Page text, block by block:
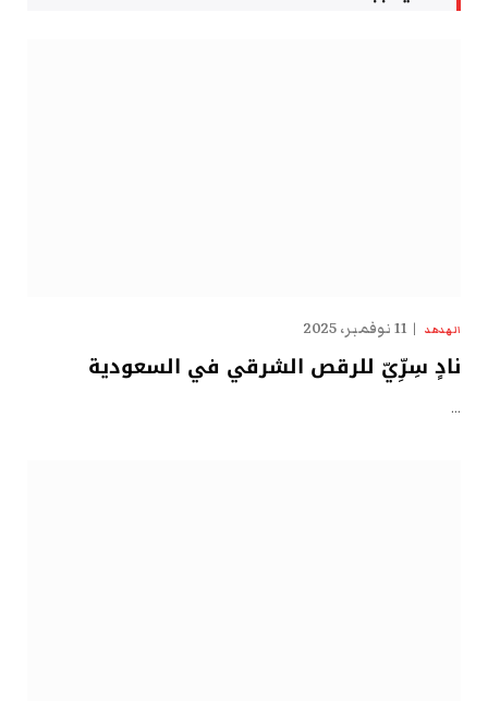
الهدهد 11 نوفمبر، 2025
نادٍ سِرِّيّ للرقص الشرقي في السعودية
…